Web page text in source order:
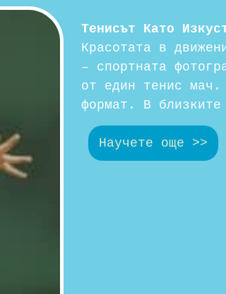
Тенисът Като
Красотата в
– спортната
от един тенис мач.
формат. В
Научете още >>